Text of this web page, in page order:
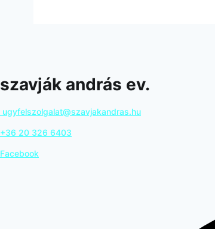
szavják andrás ev.
ugyfelszolgalat@szavjakandras.hu
+36 20 326 6403
Facebook